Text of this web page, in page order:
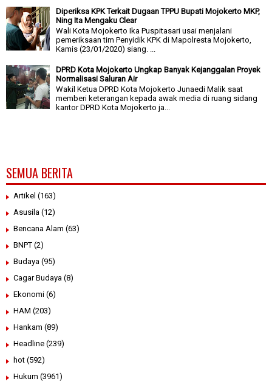
Diperiksa KPK Terkait Dugaan TPPU Bupati Mojokerto MKP,
Ning Ita Mengaku Clear
Wali Kota Mojokerto Ika Puspitasari usai menjalani
pemeriksaan tim Penyidik KPK di Mapolresta Mojokerto,
Kamis (23/01/2020) siang. ...
DPRD Kota Mojokerto Ungkap Banyak Kejanggalan Proyek
Normalisasi Saluran Air
Wakil Ketua DPRD Kota Mojokerto Junaedi Malik saat
memberi keterangan kepada awak media di ruang sidang
kantor DPRD Kota Mojokerto ja...
SEMUA BERITA
Artikel (163)
Asusila (12)
Bencana Alam (63)
BNPT (2)
Budaya (95)
Cagar Budaya (8)
Ekonomi (6)
HAM (203)
Hankam (89)
Headline (239)
hot (592)
Hukum (3961)